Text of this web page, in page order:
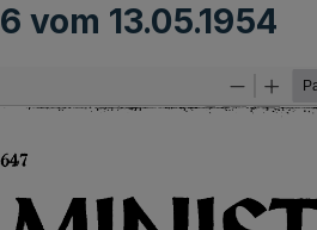
vom 13.05.1954